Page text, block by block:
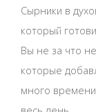
Сырники в
который
Вы не за что
которые
много